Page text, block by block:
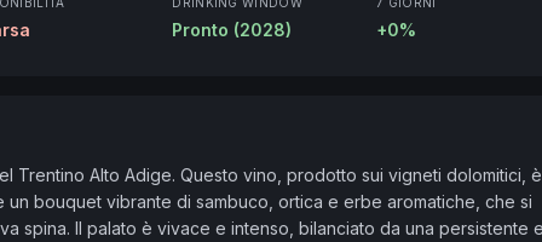
Pronto (2028) +0%
Trentino Alto Adige. Questo vino, prodotto sui vigneti dolomitici,
bouquet vibrante di sambuco, ortica e erbe aromatiche, che si
spina. Il palato è vivace e intenso, bilanciato da una persistente